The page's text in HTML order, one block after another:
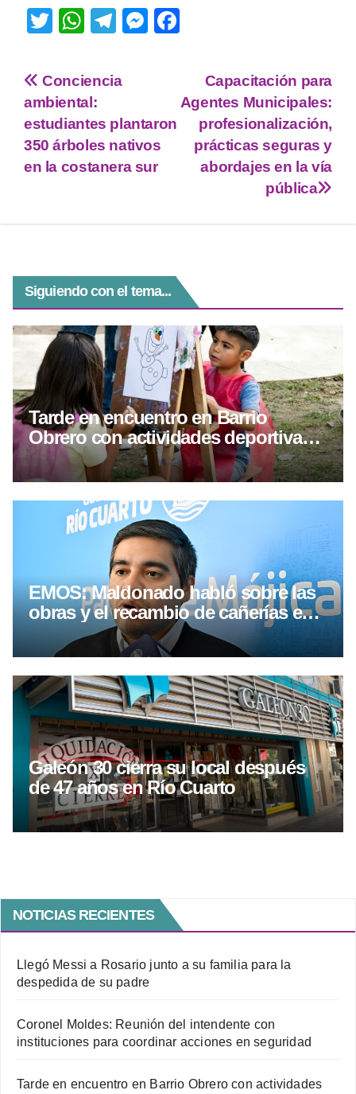
T
tt
er
W
at
s
A
p
p
T
e
a
m
M
n
g
er
e
Capacitación para
Agentes Municipales:
profesionalización,
prácticas seguras y
abordajes en la vía
pública
Conciencia
ambiental:
estudiantes plantaron
350 árboles nativos
en la costanera sur
Siguiendo con el tema...
Tarde en encuentro en Barrio
Obrero con actividades deportivas y
culturales
EMOS: Maldonado habló sobre las
obras y el recambio de cañerías en
Río Cuarto
Galeón 30 cierra su local después
de 47 años en Río Cuarto
NOTICIAS RECIENTES
Llegó Messi a Rosario junto a su familia para la
despedida de su padre
Coronel Moldes: Reunión del intendente con
instituciones para coordinar acciones en seguridad
Tarde en encuentro en Barrio Obrero con actividades